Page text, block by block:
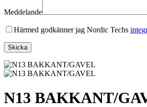
Meddelande
Härmed godkänner jag Nordic Techs
N13 BAKKANT/